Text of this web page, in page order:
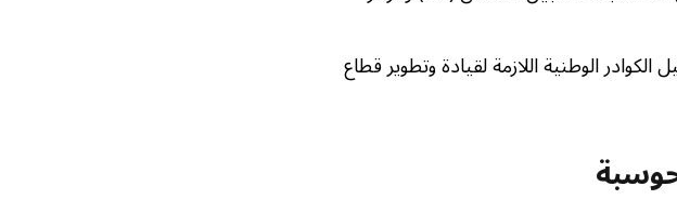
الكوادر الوطنية اللازمة لقيادة وتطوير قطاع